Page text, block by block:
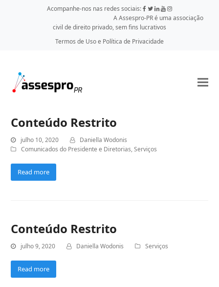
Acompanhe-nos nas redes sociais:
A Assespro-PR é uma associação
civil de direito privado, sem fins lucrativos
Termos de Uso e Política de Privacidade
Conteúdo Restrito
julho 10, 2020
Daniella Wodonis
Comunicados do Presidente e Diretorias,Serviços
Read more
Conteúdo Restrito
julho 9, 2020 Daniella Wodonis Serviços
Read more